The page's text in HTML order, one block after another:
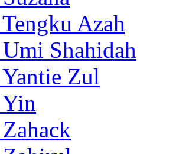
Azah
Shahidah
Zul